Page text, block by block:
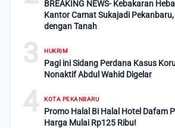
BREAKING NEWS- Kebakaran
Kantor Camat Sukajadi
dengan Tanah
3 HUKRIM
Pagi ini Sidang Perdana Kasus
Nonaktif Abdul Wahid Digelar
4 KOTA PEKANBARU
Promo Halal Bi Halal Hotel Dafam
Harga Mulai Rp125 Ribu!